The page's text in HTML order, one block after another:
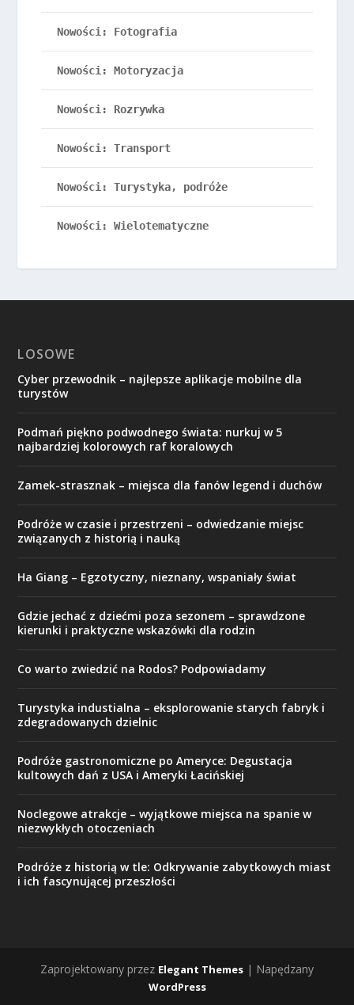
Nowości: Fotografia
Nowości: Motoryzacja
Nowości: Rozrywka
Nowości: Transport
Nowości: Turystyka, podróże
Nowości: Wielotematyczne
LOSOWE
Cyber przewodnik – najlepsze aplikacje mobilne dla
turystów
Podmań piękno podwodnego świata: nurkuj w 5
najbardziej kolorowych raf koralowych
Zamek-strasznak – miejsca dla fanów legend i duchów
Podróże w czasie i przestrzeni – odwiedzanie miejsc
związanych z historią i nauką
Ha Giang – Egzotyczny, nieznany, wspaniały świat
Gdzie jechać z dziećmi poza sezonem – sprawdzone
kierunki i praktyczne wskazówki dla rodzin
Co warto zwiedzić na Rodos? Podpowiadamy
Turystyka industialna – eksplorowanie starych fabryk i
zdegradowanych dzielnic
Podróże gastronomiczne po Ameryce: Degustacja
kultowych dań z USA i Ameryki Łacińskiej
Noclegowe atrakcje – wyjątkowe miejsca na spanie w
niezwykłych otoczeniach
Podróże z historią w tle: Odkrywanie zabytkowych miast
i ich fascynującej przeszłości
Zaprojektowany przez Elegant Themes | Napędzany
WordPress